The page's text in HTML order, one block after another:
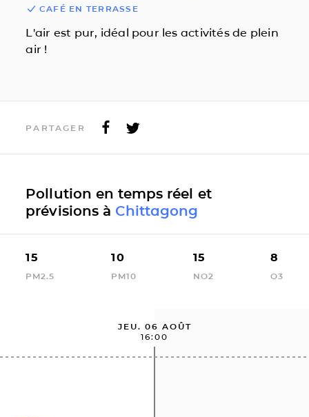
CAFÉ EN TERRASSE
L'air est pur, idéal pour les activités de plein
air !
PARTAGER
Pollution en temps réel et
prévisions à Chittagong
15
PM2.5
10
PM10
15
NO2
8
O3
JEU. 06 AOÛT
16:00